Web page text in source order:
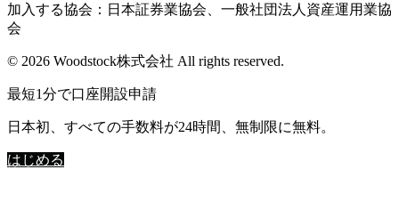
加入する協会：日本証券業協会、一般社団法人資産運用業協
会
© 2026 Woodstock株式会社 All rights reserved.
最短1分で口座開設申請
日本初、すべての手数料が24時間、無制限に無料。
はじめる